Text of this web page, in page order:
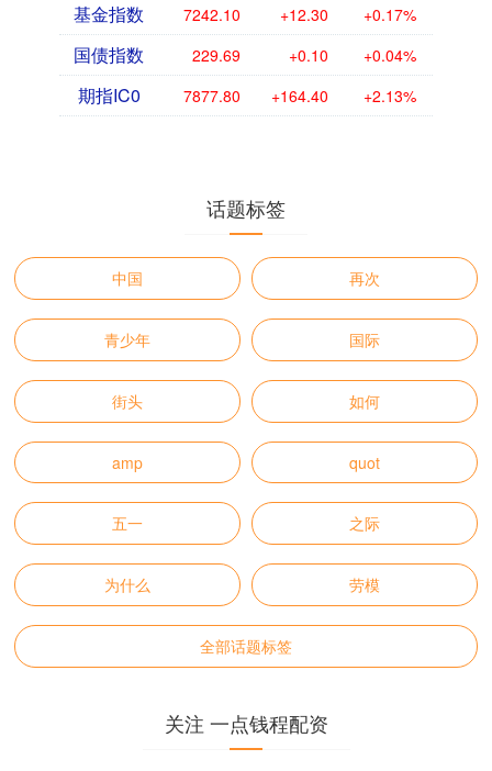
基金指数 7242.10 +12.30 +0.17%
国债指数 229.69 +0.10 +0.04%
期指IC0 7877.80 +164.40 +2.13%
话题标签
中国 再次
青少年 国际
街头 如何
amp quot
五一 之际
为什么 劳模
全部话题标签
关注 一点钱程配资